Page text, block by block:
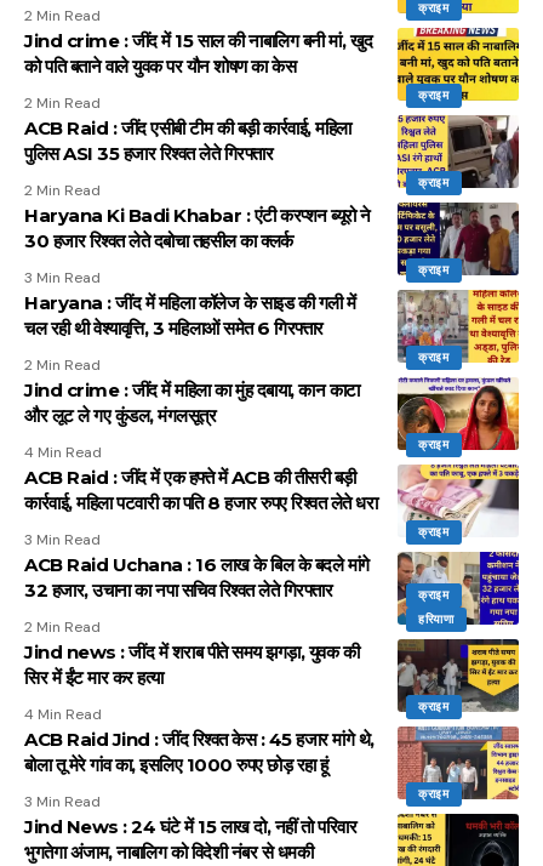
क्राइम
2 Min Read
क्राइम
Jind crime : जींद में 15 साल की नाबालिग बनी मां, खुद
को पति बताने वाले युवक पर यौन शोषण का केस
2 Min Read
क्राइम
ACB Raid : जींद एसीबी टीम की बड़ी कार्रवाई, महिला
पुलिस ASI 35 हजार रिश्वत लेते गिरफ्तार
2 Min Read
क्राइम
Haryana Ki Badi Khabar : एंटी करप्शन ब्यूरो ने
30 हजार रिश्वत लेते दबोचा तहसील का क्लर्क
3 Min Read
क्राइम
Haryana : जींद में महिला कॉलेज के साइड की गली में
चल रही थी वेश्यावृत्ति, 3 महिलाओं समेत 6 गिरफ्तार
2 Min Read
क्राइम
Jind crime : जींद में महिला का मुंह दबाया, कान काटा
और लूट ले गए कुंडल, मंगलसूत्र
4 Min Read
क्राइम
ACB Raid : जींद में एक हफ्ते में ACB की तीसरी बड़ी
कार्रवाई, महिला पटवारी का पति 8 हजार रुपए रिश्वत लेते धरा
3 Min Read
क्राइम
हरियाणा
ACB Raid Uchana : 16 लाख के बिल के बदले मांगे
32 हजार, उचाना का नपा सचिव रिश्वत लेते गिरफ्तार
2 Min Read
क्राइम
Jind news : जींद में शराब पीते समय झगड़ा, युवक की
सिर में ईंट मार कर हत्या
4 Min Read
क्राइम
ACB Raid Jind : जींद रिश्वत केस : 45 हजार मांगे थे,
बोला तू मेरे गांव का, इसलिए 1000 रुपए छोड़ रहा हूं
3 Min Read
Jind News : 24 घंटे में 15 लाख दो, नहीं तो परिवार
भुगतेगा अंजाम, नाबालिग को विदेशी नंबर से धमकी